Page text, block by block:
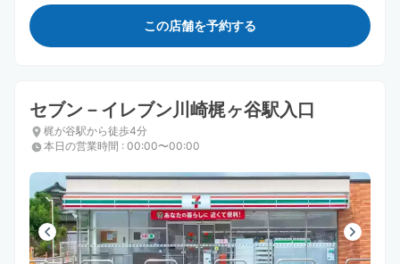
この店舗を予約する
セブン－イレブン川崎梶ヶ谷駅入口
梶が谷駅から徒歩4分
本日の営業時間 : 00:00〜00:00